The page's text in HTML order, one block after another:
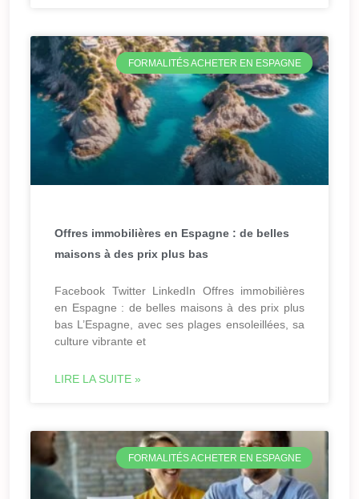
FORMALITÉS ACHETER EN ESPAGNE
Offres immobilières en Espagne : de belles
maisons à des prix plus bas
Facebook Twitter LinkedIn Offres immobilières
en Espagne : de belles maisons à des prix plus
bas L’Espagne, avec ses plages ensoleillées, sa
culture vibrante et
LIRE LA SUITE »
FORMALITÉS ACHETER EN ESPAGNE